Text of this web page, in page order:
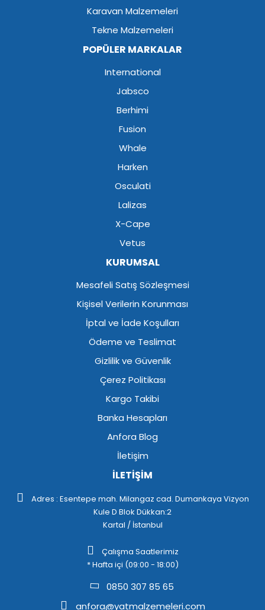
Karavan Malzemeleri
Tekne Malzemeleri
POPÜLER MARKALAR
International
Jabsco
Berhimi
Fusion
Whale
Harken
Osculati
Lalizas
X-Cape
Vetus
KURUMSAL
Mesafeli Satış Sözleşmesi
Kişisel Verilerin Korunması
İptal ve İade Koşulları
Ödeme ve Teslimat
Gizlilik ve Güvenlik
Çerez Politikası
Kargo Takibi
Banka Hesapları
Anfora Blog
İletişim
İLETİŞİM
Adres : Esentepe mah. Milangaz cad. Dumankaya Vizyon
Kule D Blok Dükkan:2
Kartal / İstanbul
Çalışma Saatlerimiz
* Hafta içi (09:00 - 18:00)
0850 307 85 65
anfora@yatmalzemeleri.com